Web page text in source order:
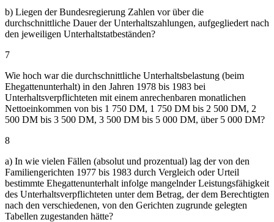
b) Liegen der Bundesregierung Zahlen vor über die
durchschnittliche Dauer der Unterhaltszahlungen, aufgegliedert nach
den jeweiligen Unterhaltstatbeständen?
7
Wie hoch war die durchschnittliche Unterhaltsbelastung (beim
Ehegattenunterhalt) in den Jahren 1978 bis 1983 bei
Unterhaltsverpflichteten mit einem anrechenbaren monatlichen
Nettoeinkommen von bis 1 750 DM, 1 750 DM bis 2 500 DM, 2
500 DM bis 3 500 DM, 3 500 DM bis 5 000 DM, über 5 000 DM?
8
a) In wie vielen Fällen (absolut und prozentual) lag der von den
Familiengerichten 1977 bis 1983 durch Vergleich oder Urteil
bestimmte Ehegattenunterhalt infolge mangelnder Leistungsfähigkeit
des Unterhaltsverpflichteten unter dem Betrag, der dem Berechtigten
nach den verschiedenen, von den Gerichten zugrunde gelegten
Tabellen zugestanden hätte?